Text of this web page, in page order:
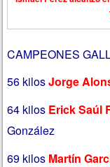
CAMPEONES
56 kilosJorge
64 kilos Erick Saúl
González
69 kilos Martín